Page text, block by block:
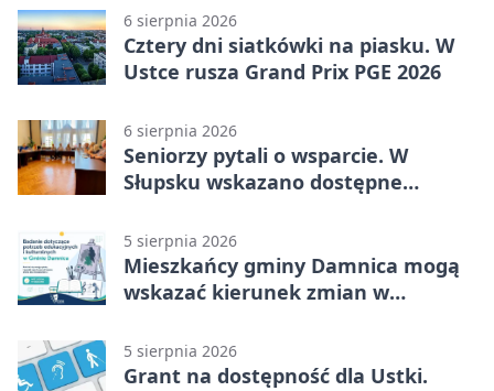
6 sierpnia 2026
Cztery dni siatkówki na piasku. W
Ustce rusza Grand Prix PGE 2026
6 sierpnia 2026
Seniorzy pytali o wsparcie. W
Słupsku wskazano dostępne
5 sierpnia 2026
Mieszkańcy gminy Damnica mogą
wskazać kierunek zmian w
5 sierpnia 2026
Grant na dostępność dla Ustki.